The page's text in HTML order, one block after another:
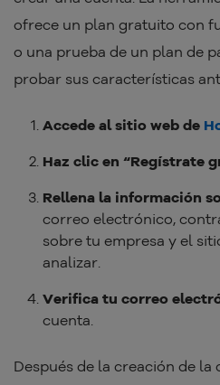
ofrece un plan gratuito con
o una prueba de un plan de
probar sus características
Accede al sitio web de
Haz clic en “Regístrate
Rellena la información
correo electrónico,
sobre tu empresa y el
analizar.
Verifica tu correo
cuenta.
Después de la creación de la